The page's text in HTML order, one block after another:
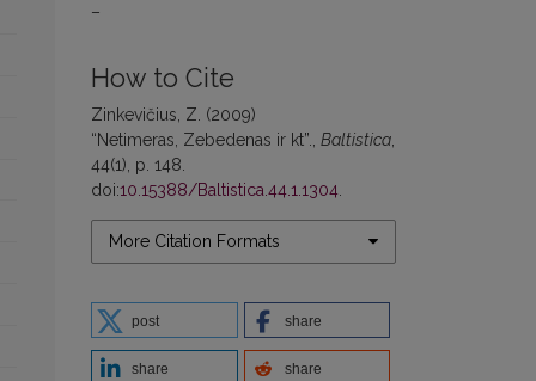
–
How to Cite
Zinkevičius, Z. (2009)
“Netimeras, Zebedenas ir kt”., Baltistica
44(1), p. 148.
doi:10.15388/Baltistica.44.1.1304
More Citation Formats
post share
share share